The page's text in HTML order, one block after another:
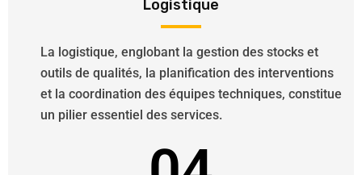
Logistique
La logistique, englobant la gestion des stocks et
outils de qualités, la planification des interventions
et la coordination des équipes techniques, constitue
un pilier essentiel des services.